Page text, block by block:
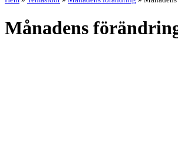
Månadens